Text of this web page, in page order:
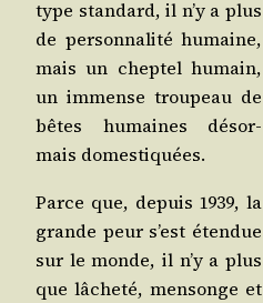
type stan­dard, il n’y a plus
de per­son­na­li­té humaine,
mais un chep­tel humain,
un immense trou­peau de
bêtes humaines désor­
mais domestiquées.
Parce que, depuis 1939, la
grande peur s’est éten­due
sur le monde, il n’y a plus
que lâche­té, men­songe et